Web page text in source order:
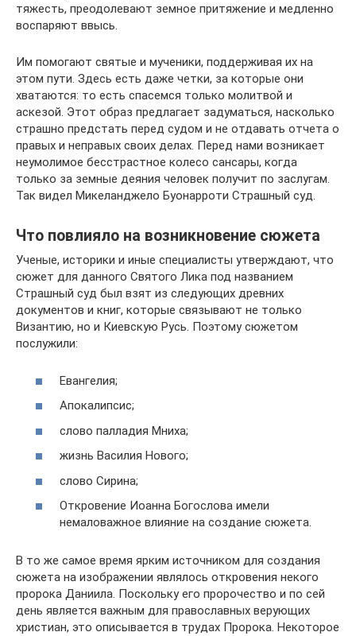
тяжесть, преодолевают земное притяжение и медленно
воспаряют ввысь.
Им помогают святые и мученики, поддерживая их на
этом пути. Здесь есть даже четки, за которые они
хватаются: то есть спасемся только молитвой и
аскезой. Этот образ предлагает задуматься, насколько
страшно предстать перед судом и не отдавать отчета о
правых и неправых своих делах. Перед нами возникает
неумолимое бесстрастное колесо сансары, когда
только за земные деяния человек получит по заслугам.
Так видел Микеланджело Буонарроти Страшный суд.
Что повлияло на возникновение сюжета
Ученые, историки и иные специалисты утверждают, что
сюжет для данного Святого Лика под названием
Страшный суд был взят из следующих древних
документов и книг, которые связывают не только
Византию, но и Киевскую Русь. Поэтому сюжетом
послужили:
Евангелия;
Апокалипсис;
слово палладия Мниха;
жизнь Василия Нового;
слово Сирина;
Откровение Иоанна Богослова имели
немаловажное влияние на создание сюжета.
В то же самое время ярким источником для создания
сюжета на изображении являлось откровения некого
пророка Даниила. Поскольку его пророчество и по сей
день является важным для православных верующих
христиан, это описывается в трудах Пророка. Некоторое